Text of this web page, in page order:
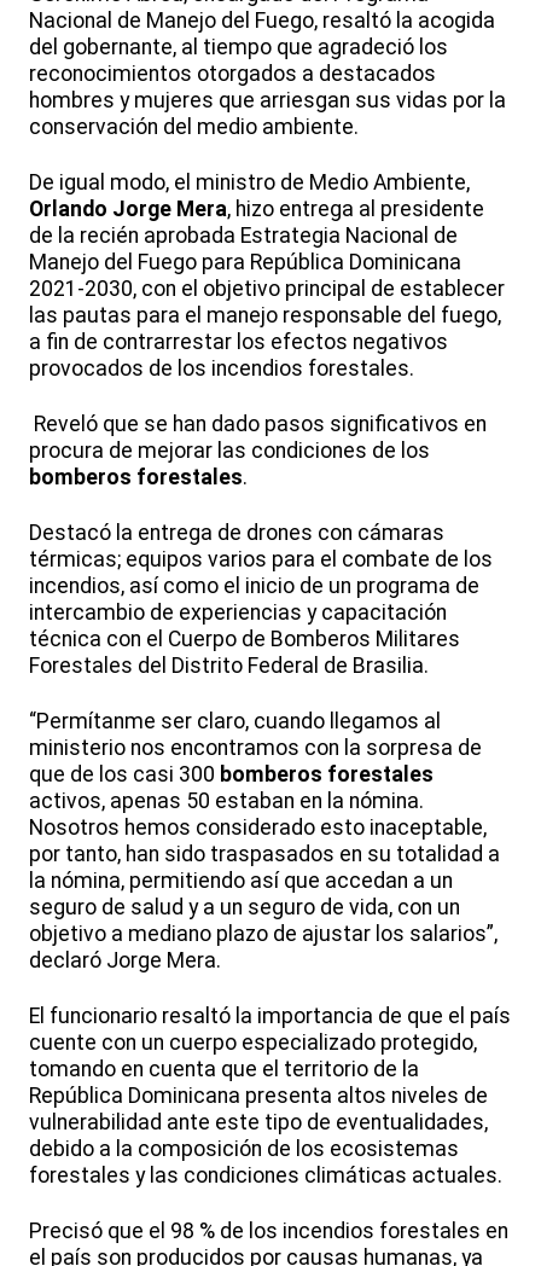
Nacional de Manejo del Fuego, resaltó la acogida
del gobernante, al tiempo que agradeció los
reconocimientos otorgados a destacados
hombres y mujeres que arriesgan sus vidas por la
conservación del medio ambiente.
De igual modo, el ministro de Medio Ambiente,
Orlando Jorge Mera, hizo entrega al presidente
de la recién aprobada Estrategia Nacional de
Manejo del Fuego para República Dominicana
2021-2030, con el objetivo principal de establecer
las pautas para el manejo responsable del fuego,
a fin de contrarrestar los efectos negativos
provocados de los incendios forestales.
Reveló que se han dado pasos significativos en
procura de mejorar las condiciones de los
bomberos forestales.
Destacó la entrega de drones con cámaras
térmicas; equipos varios para el combate de los
incendios, así como el inicio de un programa de
intercambio de experiencias y capacitación
técnica con el Cuerpo de Bomberos Militares
Forestales del Distrito Federal de Brasilia.
“Permítanme ser claro, cuando llegamos al
ministerio nos encontramos con la sorpresa de
que de los casi 300 bomberos forestales
activos, apenas 50 estaban en la nómina.
Nosotros hemos considerado esto inaceptable,
por tanto, han sido traspasados en su totalidad a
la nómina, permitiendo así que accedan a un
seguro de salud y a un seguro de vida, con un
objetivo a mediano plazo de ajustar los salarios”,
declaró Jorge Mera.
El funcionario resaltó la importancia de que el país
cuente con un cuerpo especializado protegido,
tomando en cuenta que el territorio de la
República Dominicana presenta altos niveles de
vulnerabilidad ante este tipo de eventualidades,
debido a la composición de los ecosistemas
forestales y las condiciones climáticas actuales.
Precisó que el 98 % de los incendios forestales en
el país son producidos por causas humanas, ya